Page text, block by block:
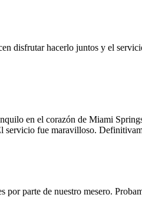
disfrutar hacerlo juntos y el
en el corazón de Miami
fue maravilloso.
parte de nuestro mesero.